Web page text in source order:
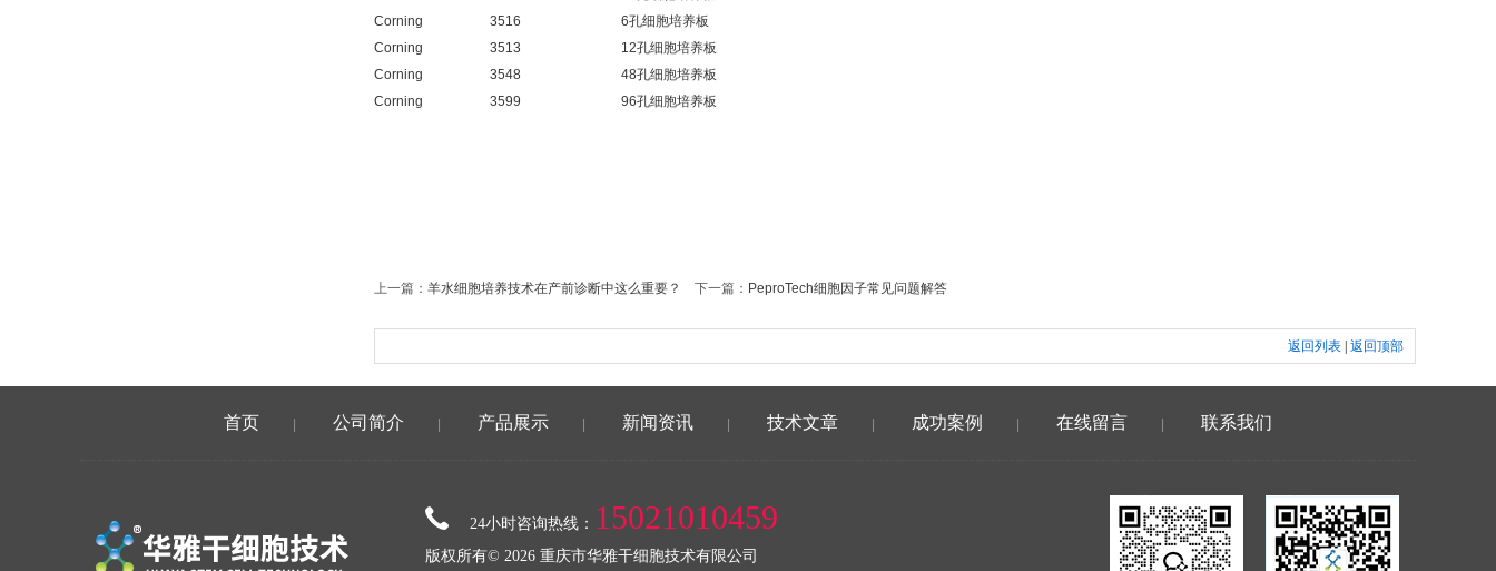
Corning 3516 6孔细胞培养板
Corning 3513 12孔细胞培养板
Corning 3548 48孔细胞培养板
Corning 3599 96孔细胞培养板
上一篇： 羊水细胞培养技术在产前诊断中这么重要？ 下一篇： PeproTech细胞因子常见问题解答
返回列表 返回顶部
首页 公司简介 产品展示 新闻资讯 技术文章 成功案例 在线留言 联系我们
24小时咨询热线： 15021010459
版权所有© 2026 重庆市华雅干细胞技术有限公司